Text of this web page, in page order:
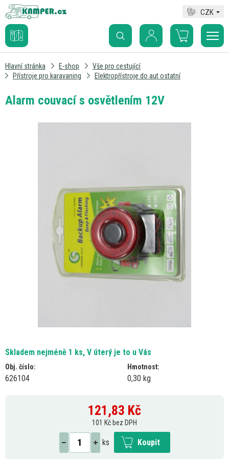
CZK
Hlavní stránka E-shop
Vše pro cestující
Přístroje pro karavaning
Elektropřístroje do aut ostatní
Alarm couvací s osvětlením 12V
Skladem nejméně 1 ks, V úterý je to u Vás
Obj. číslo:
626104
Hmotnost:
0,30 kg
121,83 Kč
101 Kč bez DPH
ks Koupit